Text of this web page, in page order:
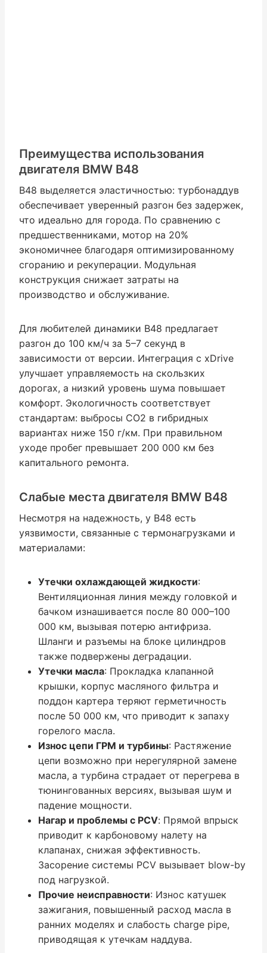
Преимущества использования
двигателя BMW B48
B48 выделяется эластичностью: турбонаддув
обеспечивает уверенный разгон без задержек,
что идеально для города. По сравнению с
предшественниками, мотор на 20%
экономичнее благодаря оптимизированному
сгоранию и рекуперации. Модульная
конструкция снижает затраты на
производство и обслуживание.
Для любителей динамики B48 предлагает
разгон до 100 км/ч за 5–7 секунд в
зависимости от версии. Интеграция с xDrive
улучшает управляемость на скользких
дорогах, а низкий уровень шума повышает
комфорт. Экологичность соответствует
стандартам: выбросы CO2 в гибридных
вариантах ниже 150 г/км. При правильном
уходе пробег превышает 200 000 км без
капитального ремонта.
Слабые места двигателя BMW B48
Несмотря на надежность, у B48 есть
уязвимости, связанные с термонагрузками и
материалами:
Утечки охлаждающей жидкости:
Вентиляционная линия между головкой и
бачком изнашивается после 80 000–100
000 км, вызывая потерю антифриза.
Шланги и разъемы на блоке цилиндров
также подвержены деградации.
Утечки масла: Прокладка клапанной
крышки, корпус масляного фильтра и
поддон картера теряют герметичность
после 50 000 км, что приводит к запаху
горелого масла.
Износ цепи ГРМ и турбины: Растяжение
цепи возможно при нерегулярной замене
масла, а турбина страдает от перегрева в
тюнингованных версиях, вызывая шум и
падение мощности.
Нагар и проблемы с PCV: Прямой впрыск
приводит к карбоновому налету на
клапанах, снижая эффективность.
Засорение системы PCV вызывает blow-by
под нагрузкой.
Прочие неисправности: Износ катушек
зажигания, повышенный расход масла в
ранних моделях и слабость charge pipe,
приводящая к утечкам наддува.